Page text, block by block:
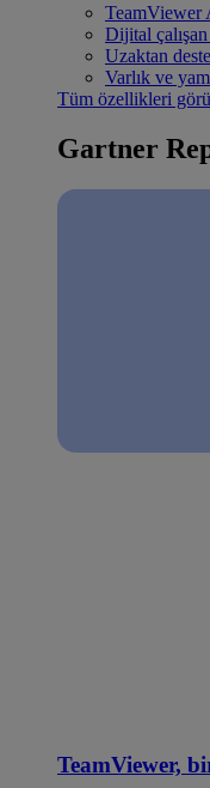
TeamViewer
Dijital
Uzaktan
Varlık ve
Tüm özellikleri
Gartner
TeamViewer,